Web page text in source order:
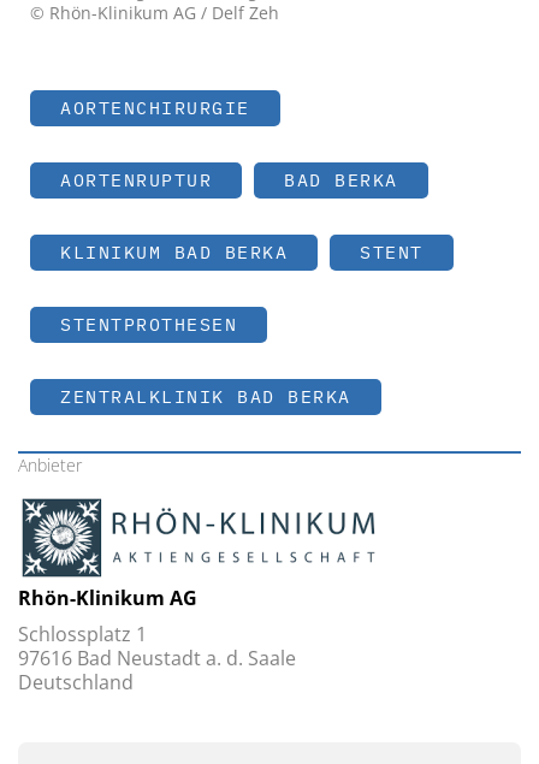
© Rhön-Klinikum AG / Delf Zeh
AORTENCHIRURGIE
AORTENRUPTUR BAD BERKA
KLINIKUM BAD BERKA STENT
STENTPROTHESEN
ZENTRALKLINIK BAD BERKA
Anbieter
Rhön-Klinikum AG
Schlossplatz 1
97616 Bad Neustadt a. d. Saale
Deutschland